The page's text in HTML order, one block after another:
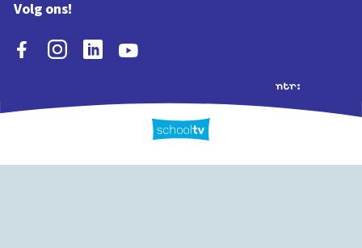
Volg ons!